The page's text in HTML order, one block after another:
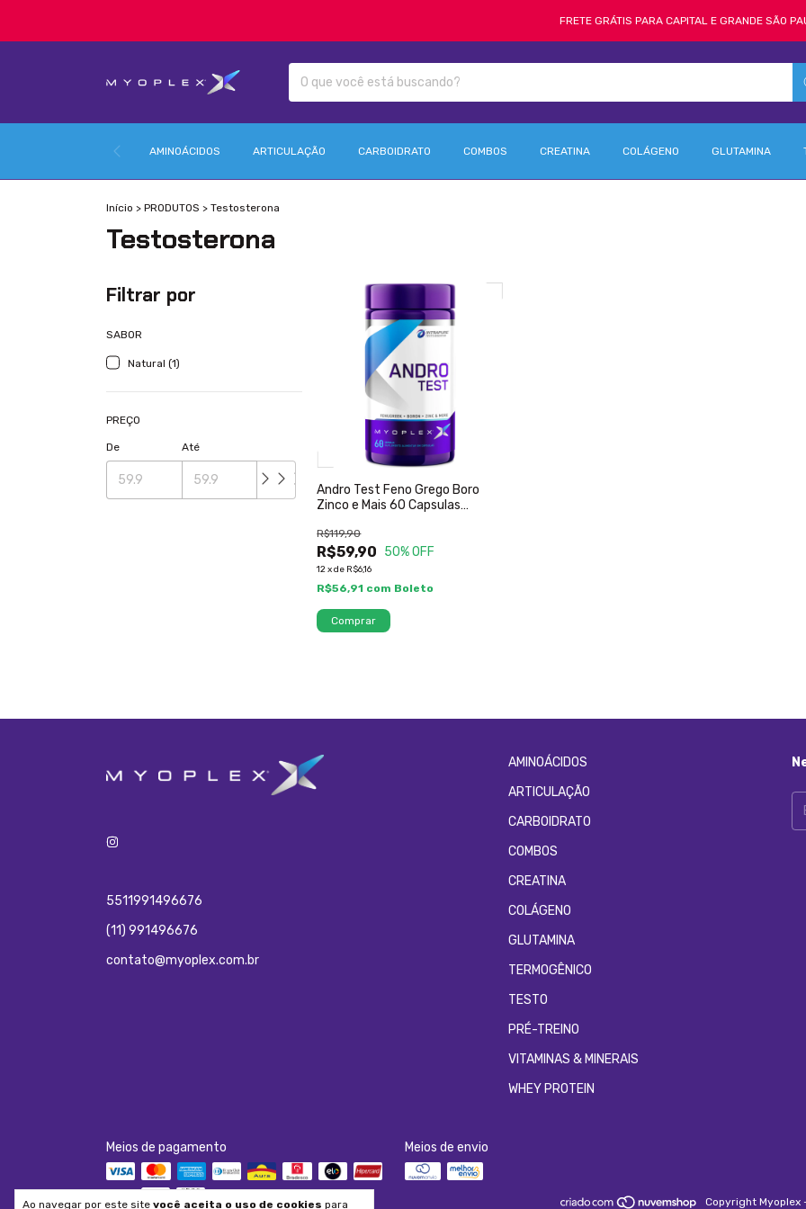
FRETE GRÁTIS PARA CAPITAL E GRANDE SÃO PAULO
AMINOÁCIDOS ARTICULAÇÃO CARBOIDRATO COMBOS CREATINA COLÁGENO GLUTAMINA
Ao navegar por este site você aceita o uso de cookies para
Início > PRODUTOS > Testosterona
Testosterona
Filtrar por
SABOR
Natural (1)
PREÇO
De Até
Andro Test Feno Grego Boro
Zinco e Mais 60 Capsulas
R$59,90
R$119,90
50% OFF
12xde R$6,16
R$56,91 com Boleto
Comprar
5511991496676
(11) 991496676
contato@myoplex.com.br
AMINOÁCIDOS
ARTICULAÇÃO
CARBOIDRATO
COMBOS
CREATINA
COLÁGENO
GLUTAMINA
TERMOGÊNICO
TESTO
PRÉ-TREINO
VITAMINAS & MINERAIS
WHEY PROTEIN
Meios de pagamento Meios de envio
Copyright